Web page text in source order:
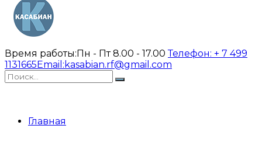
Время работы:Пн - Пт 8.00 - 17.00Телефон: + 7 499
1131665Email: kasabian.rf@gmail.com
Главная